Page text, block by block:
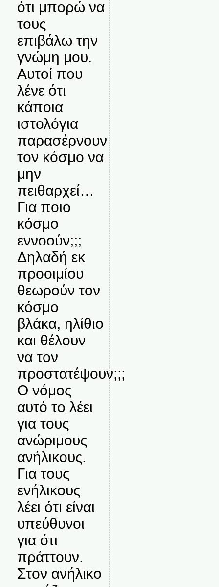
ότι μπορώ να
τους
επιβάλω την
γνώμη μου.
Αυτοί που
λένε ότι
κάποια
ιστολόγια
παρασέρνουν
τον κόσμο να
μην
πειθαρχεί…
Για ποιο
κόσμο
εννοούν;;;
Δηλαδή εκ
προοιμίου
θεωρούν τον
κόσμο
βλάκα, ηλίθιο
και θέλουν
να τον
προστατέψουν;;;
Ο νόμος
αυτό το λέει
για τους
ανώριμους
ανήλικους.
Για τους
ενήλικους
λέει ότι είναι
υπεύθυνοι
για ότι
πράττουν.
Στον ανήλικο